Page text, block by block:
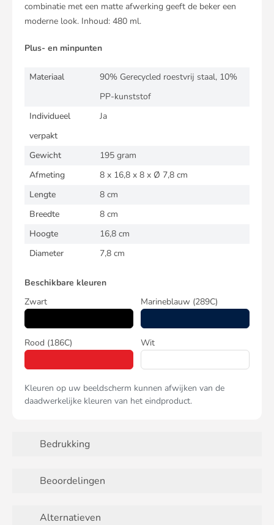
combinatie met een matte afwerking geeft de beker een
moderne look. Inhoud: 480 ml.
Plus- en minpunten
Materiaal
90% Gerecycled roestvrij staal, 10%
PP-kunststof
Individueel
verpakt
Ja
Gewicht
195 gram
Afmeting
8 x 16,8 x 8 x Ø 7,8 cm
Lengte
8 cm
Breedte
8 cm
Hoogte
16,8 cm
Diameter
7,8 cm
Beschikbare kleuren
Zwart
Marineblauw (289C)
Rood (186C) Wit
Kleuren op uw beeldscherm kunnen afwijken van de
daadwerkelijke kleuren van het eindproduct.
Bedrukking
Beoordelingen
Alternatieven